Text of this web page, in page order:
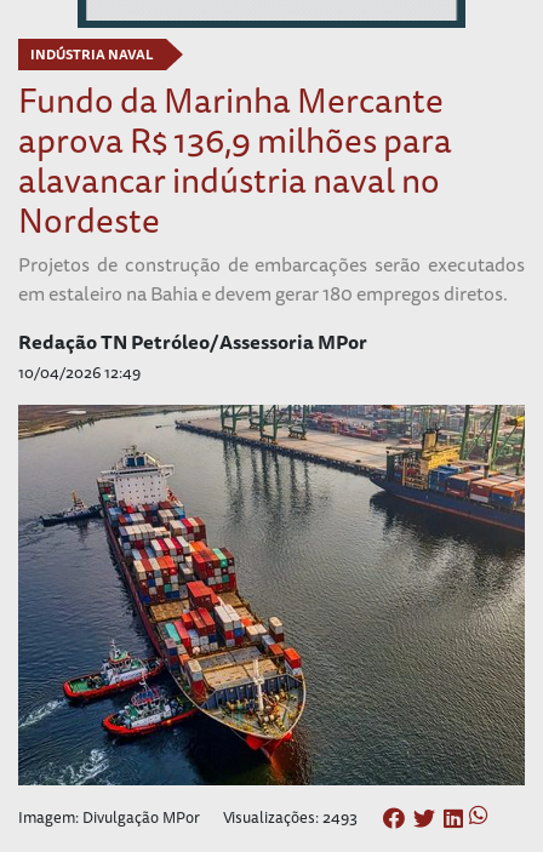
INDÚSTRIA NAVAL
Fundo da Marinha Mercante
aprova R$ 136,9 milhões para
alavancar indústria naval no
Nordeste
Projetos de construção de embarcações serão executados
em estaleiro na Bahia e devem gerar 180 empregos diretos.
Redação TN Petróleo/Assessoria MPor
10/04/2026 12:49
Imagem: Divulgação MPor Visualizações: 2493